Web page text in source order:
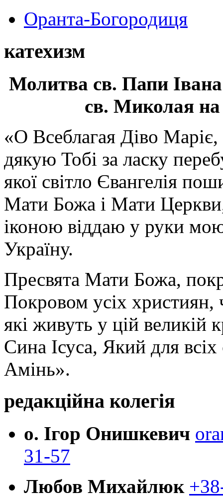
Оранта-Богородиця
катехизм
Молитва св. Папи
св. Миколая на
«О Всеблагая Діво
дякую Тобі за ласку
якої світло Євангелія
Мати Божа і Мати
іконою віддаю у руки
Україну.
Пресвята Мати Божа,
Покровом усіх християн,
які живуть у цій великій
Сина Ісуса, Який для
Амінь».
редакційна колегія
о. Ігор Онишкевич
31-57
Любов Михайлюк